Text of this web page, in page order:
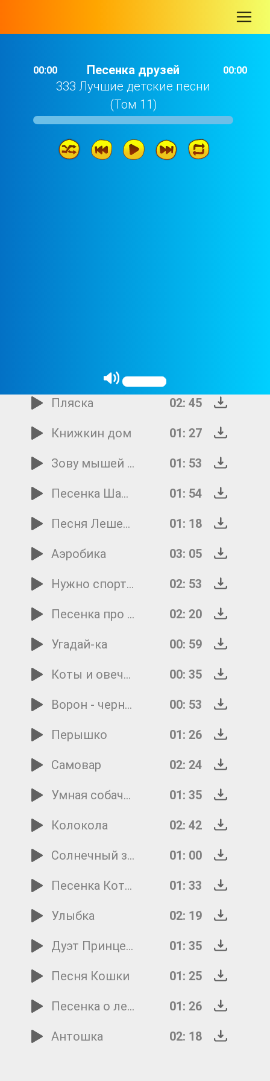
00:00
Песенка друзей
333 Лучшие детские песни
(Том 11)
00:00
Шел по улице отряд
Пляска
02: 45
Книжкин дом
01: 27
Зову мышей на бой
01: 53
Песенка Шапокляк
01: 54
Песня Лешего
01: 18
Аэробика
03: 05
Нужно спортом заниматься
02: 53
Песенка про Барбацуцу
02: 20
Угадай-ка
00: 59
Коты и овечки
00: 35
Ворон - черное крыло
00: 53
Перышко
01: 26
Самовар
02: 24
Умная собачка Соня
01: 35
Колокола
02: 42
Солнечный зайчик
01: 00
Песенка Кота Леопольда
01: 33
Улыбка
02: 19
Дуэт Принцессы и Трубадура
01: 35
Песня Кошки
01: 25
Песенка о лете
01: 26
Антошка
02: 18